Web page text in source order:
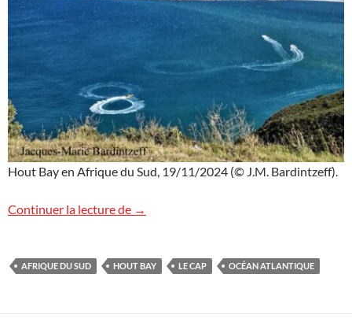
Hout Bay en Afrique du Sud, 19/11/2024 (© J.M. Bardintzeff).
Continuer la lecture de Hout Bay, Afrique du Sud
→
AFRIQUE DU SUD HOUT BAY LE CAP OCÉAN ATLANTIQUE